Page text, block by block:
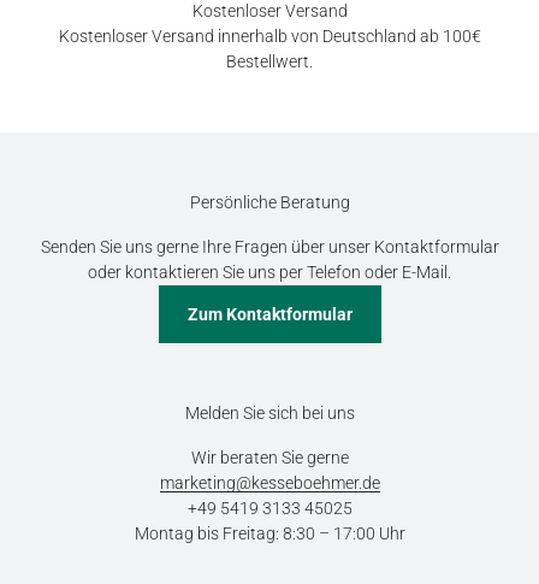
Kostenloser Versand
Kostenloser Versand innerhalb von Deutschland ab 100€
Bestellwert.
Persönliche Beratung
Senden Sie uns gerne Ihre Fragen über unser Kontaktformular
oder kontaktieren Sie uns per Telefon oder E-Mail.
Zum Kontaktformular
Melden Sie sich bei uns
Wir beraten Sie gerne
marketing@kesseboehmer.de
+49 5419 3133 45025
Montag bis Freitag: 8:30 – 17:00 Uhr